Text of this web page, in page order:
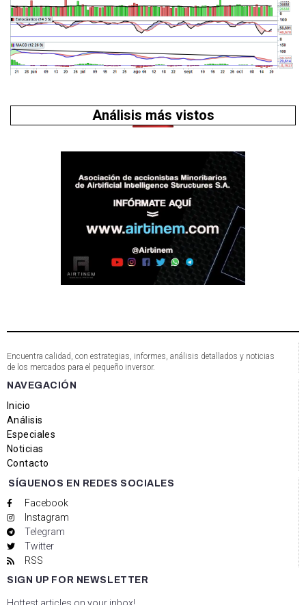
Análisis más vistos
Encuentra calidad, con estrategias, informes, análisis detallados y noticias
de los mercados para el pequeño inversor.
NAVEGACIÓN
Inicio
Análisis
Especiales
Noticias
Contacto
SÍGUENOS EN REDES SOCIALES
Facebook
Instagram
Telegram
Twitter
RSS
SIGN UP FOR NEWSLETTER